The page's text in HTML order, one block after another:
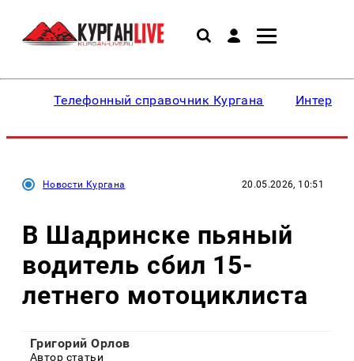
Телефонный справочник Кургана
Новости Кургана 20.05.2026, 10:51
В Шадринске пьяный
водитель сбил 15-
летнего мотоциклиста
Григорий Орлов
Автор статьи